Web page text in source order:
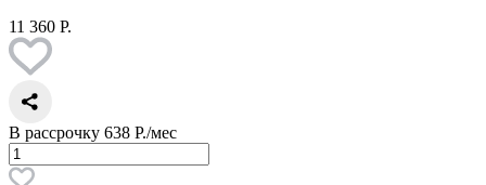
11 360 Р.
В рассрочку 638 Р./мес